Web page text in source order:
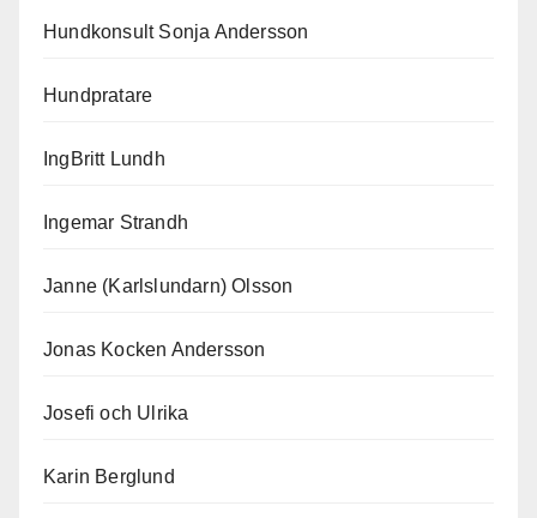
Hundkonsult Sonja Andersson
Hundpratare
IngBritt Lundh
Ingemar Strandh
Janne (Karlslundarn) Olsson
Jonas Kocken Andersson
Josefi och Ulrika
Karin Berglund